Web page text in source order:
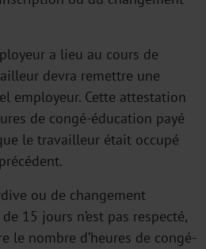
a lieu au cours de
devra remettre une
employeur. Cette attestation
de congé-éducation payé
le travailleur était occupé
ou de changement
15 jours n’est pas respecté,
le nombre d’heures de congé-